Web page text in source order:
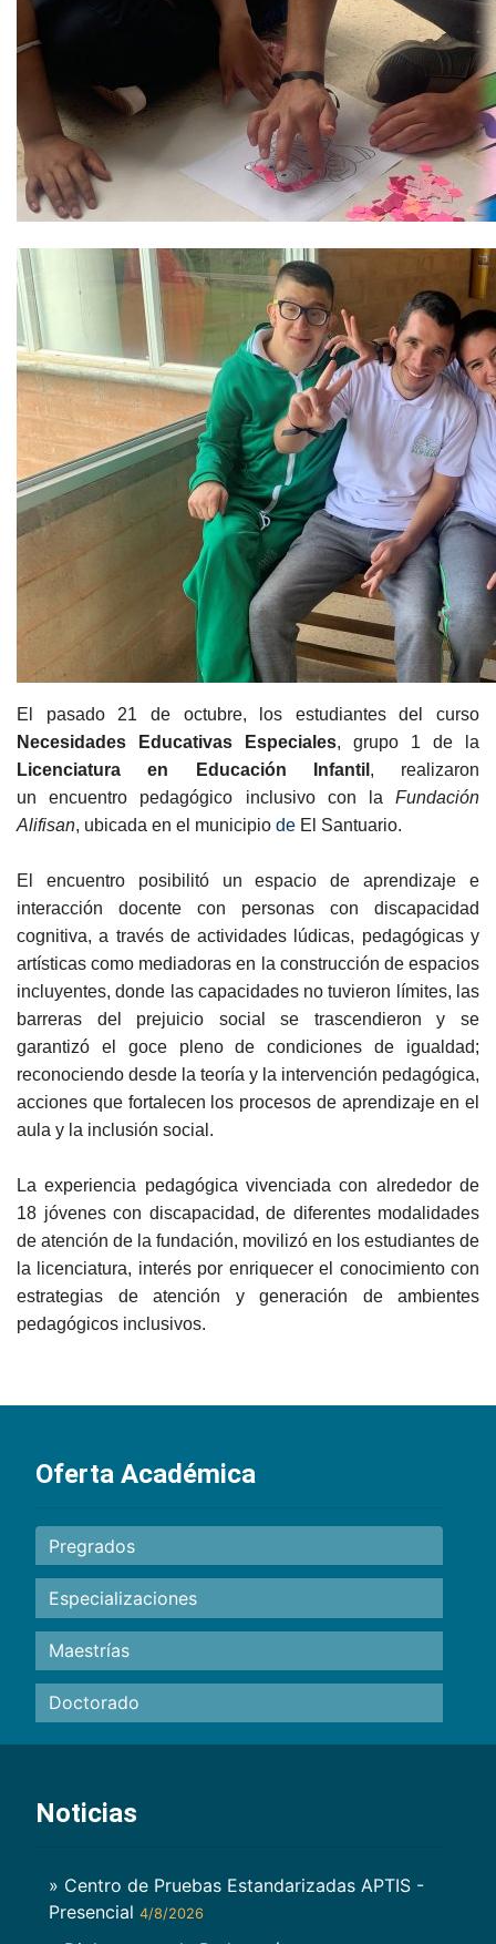
El pasado 21 de octubre, los estudiantes del curso
Necesidades Educativas Especiales, grupo 1 de la
Licenciatura en Educación Infantil , realizaron
un encuentro pedagógico inclusivo con la Fundación
Alifisan, ubicada en el municipio de El Santuario.
El encuentro posibilitó un espacio de aprendizaje e
interacción docente con personas con discapacidad
cognitiva, a través de actividades lúdicas, pedagógicas y
artísticas como mediadoras en la construcción de espacios
incluyentes, donde las capacidades no tuvieron límites, las
barreras del prejuicio social se trascendieron y se
garantizó el goce pleno de condiciones de igualdad;
reconociendo desde la teoría y la intervención pedagógica,
acciones que fortalecen los procesos de aprendizaje en el
aula y la inclusión social.
La experiencia pedagógica vivenciada con alrededor de
18 jóvenes con discapacidad, de diferentes modalidades
de atención de la fundación, movilizó en los estudiantes de
la licenciatura, interés por enriquecer el conocimiento con
estrategias de atención y generación de ambientes
pedagógicos inclusivos.
Oferta Académica
Pregrados
Especializaciones
Maestrías
Doctorado
Noticias
» Centro de Pruebas Estandarizadas APTIS -
Presencial 4/8/2026